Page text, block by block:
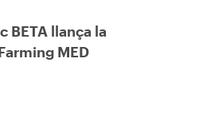
BETA llança la
MED